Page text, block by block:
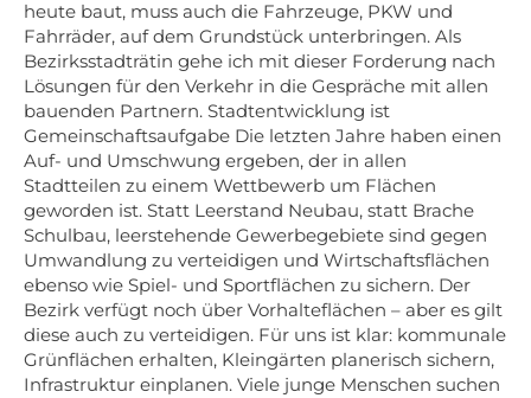
heute baut, muss auch die Fahrzeuge, PKW und
Fahrräder, auf dem Grundstück unterbringen. Als
Bezirksstadträtin gehe ich mit dieser Forderung nach
Lösungen für den Verkehr in die Gespräche mit allen
bauenden Partnern. Stadtentwicklung ist
Gemeinschaftsaufgabe Die letzten Jahre haben einen
Auf- und Umschwung ergeben, der in allen
Stadtteilen zu einem Wettbewerb um Flächen
geworden ist. Statt Leerstand Neubau, statt Brache
Schulbau, leerstehende Gewerbegebiete sind gegen
Umwandlung zu verteidigen und Wirtschaftsflächen
ebenso wie Spiel- und Sportflächen zu sichern. Der
Bezirk verfügt noch über Vorhalteflächen – aber es gilt
diese auch zu verteidigen. Für uns ist klar: kommunale
Grünflächen erhalten, Kleingärten planerisch sichern,
Infrastruktur einplanen. Viele junge Menschen suchen